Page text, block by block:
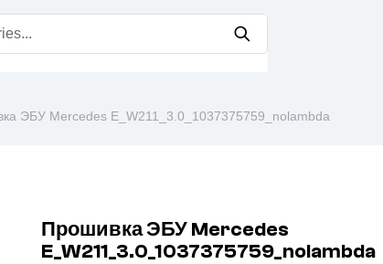
ЭБУ Mercedes E_W211_3.0_1037375759_nolambda
Прошивка ЭБУ Mercedes
E_W211_3.0_1037375759_nolambda